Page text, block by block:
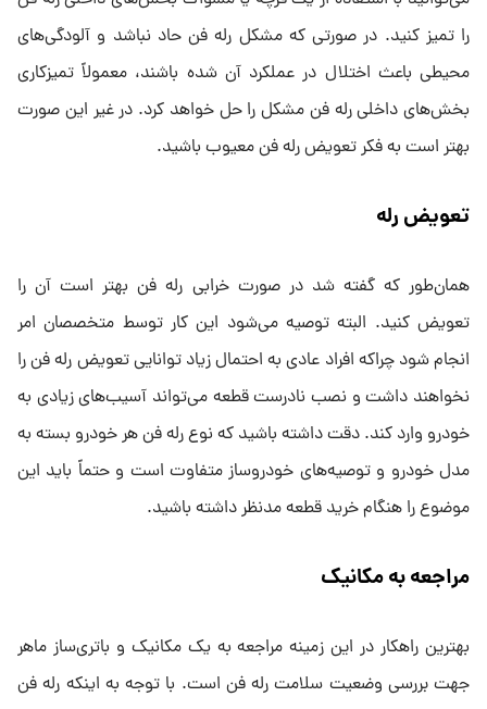
را تمیز کنید. در صورتی که مشکل رله فن حاد نباشد و آلودگی‌های
محیطی باعث اختلال در عملکرد آن شده باشند، معمولاً تمیزکاری
بخش‌های داخلی رله فن مشکل را حل خواهد کرد. در غیر این صورت
بهتر است به فکر تعویض رله فن معیوب باشید.
تعویض رله
همان‌طور که گفته شد در صورت خرابی رله فن بهتر است آن را
تعویض کنید. البته توصیه می‌شود این کار توسط متخصصان امر
انجام شود چراکه افراد عادی به احتمال زیاد توانایی تعویض رله فن را
نخواهند داشت و نصب نادرست قطعه می‌تواند آسیب‌های زیادی به
خودرو وارد کند. دقت داشته باشید که نوع رله فن هر خودرو بسته به
مدل خودرو و توصیه‌های خودروساز متفاوت است و حتماً باید این
موضوع را هنگام خرید قطعه مدنظر داشته باشید.
مراجعه به مکانیک
بهترین راهکار در این زمینه مراجعه به یک مکانیک و باتری‌ساز ماهر
جهت بررسی وضعیت سلامت رله فن است. با توجه به اینکه رله فن